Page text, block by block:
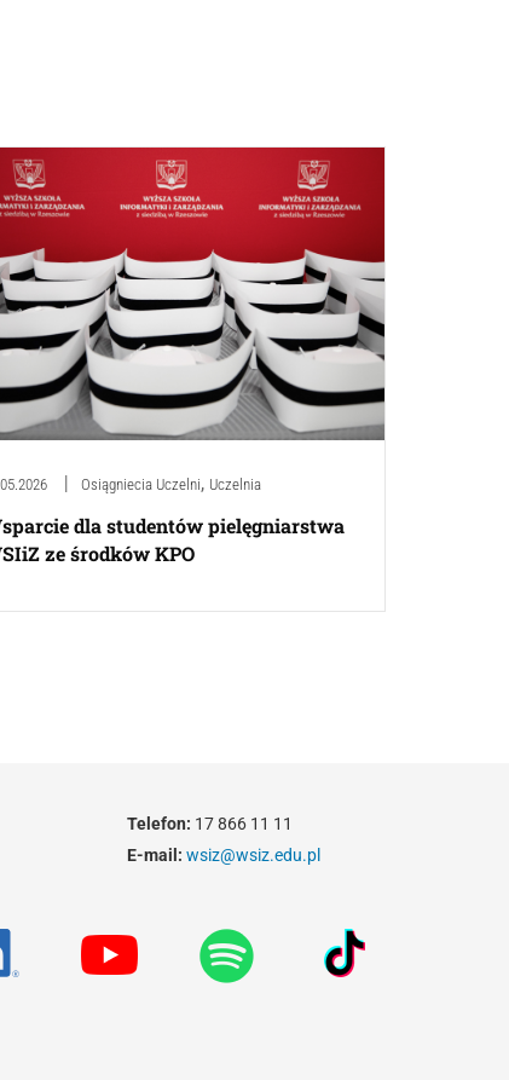
Osiągniecia Uczelni, Uczelnia
dla studentów pielęgniarstwa
ze środków KPO
Telefon: 17 866 11 11
E-mail: wsiz@wsiz.edu.pl